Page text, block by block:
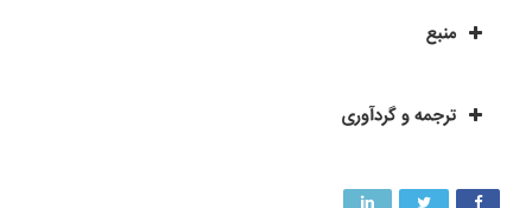
منبع
ترجمه و گردآوری